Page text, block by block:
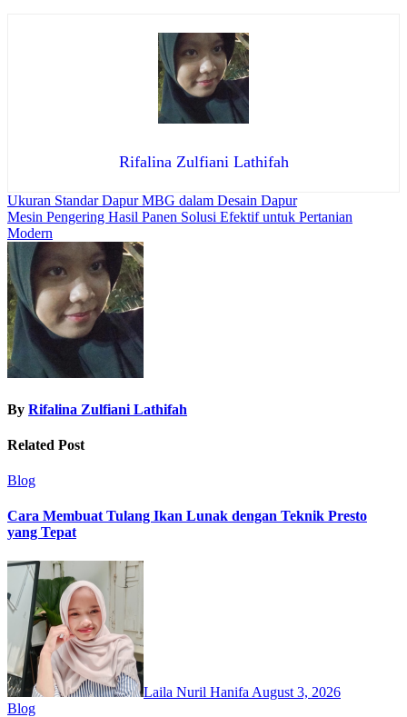
Rifalina Zulfiani Lathifah
Post
navigation
Ukuran Standar Dapur MBG dalam Desain Dapur
Mesin Pengering Hasil Panen Solusi Efektif untuk Pertanian
Modern
By Rifalina Zulfiani Lathifah
Related Post
Blog
Cara Membuat Tulang Ikan Lunak dengan Teknik Presto
yang Tepat
Laila Nuril Hanifa August 3, 2026
Blog